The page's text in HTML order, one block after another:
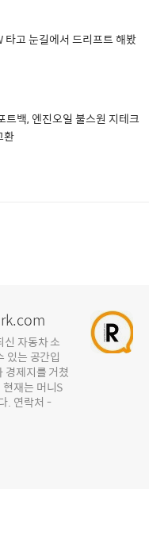
타고 눈길에서 드리프트 해봤
트백, 엔진오일 불스원 지테크
환
신 자동차 소
있는 공간입
경제지를 거쳤
재는 머니S
. 연락처 -